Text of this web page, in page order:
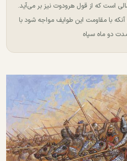
است که از قول هرودوت نیز بر می‌آید.
با مقاومت این طوایف مواجه شود با
دو ماه سپاه